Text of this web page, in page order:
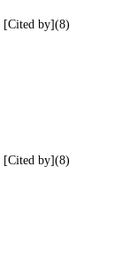
[Cited by](8)
[Cited by](8)